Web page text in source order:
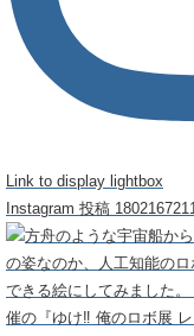
Link to display lightbox
Instagram 投稿